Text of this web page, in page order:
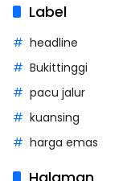
Label
headline
Bukittinggi
pacu jalur
kuansing
harga emas